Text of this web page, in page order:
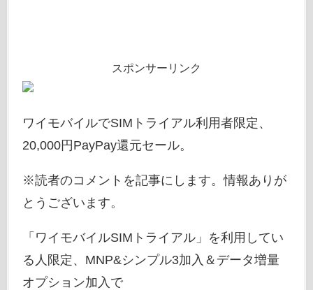
スポンサーリンク
ワイモバイルでSIMトライアル利用者限定、
20,000円PayPay還元セール。
※読者のコメントを記事にします。情報ありが
とうございます。
「ワイモバイルSIMトライアル」を利用してい
る人限定、MNP&シンプル3加入＆データ増量
オプション加入で